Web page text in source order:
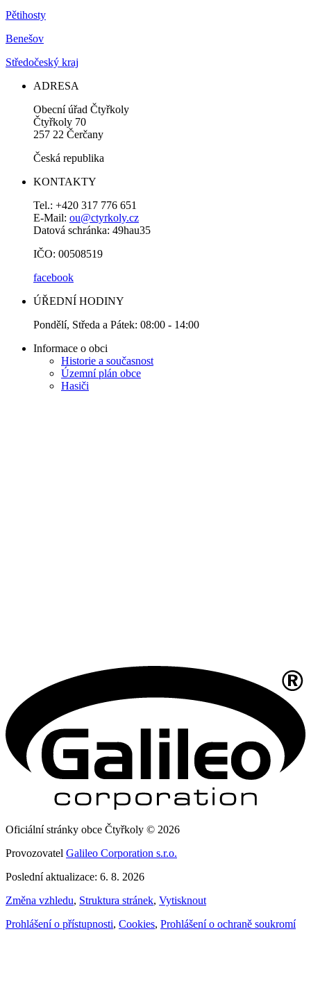
Pětihosty
Benešov
Středočeský kraj
ADRESA
Obecní úřad Čtyřkoly
Čtyřkoly 70
257 22 Čerčany
Česká republika
KONTAKTY
Tel.: +420 317 776 651
E-Mail: ou@ctyrkoly.cz
Datová schránka: 49hau35
IČO: 00508519
facebook
ÚŘEDNÍ HODINY
Pondělí, Středa a Pátek: 08:00 - 14:00
Informace o obci
Historie a současnost
Územní plán obce
Hasiči
Oficiální stránky obce Čtyřkoly © 2026
Provozovatel Galileo Corporation s.r.o.
Poslední aktualizace: 6. 8. 2026
Změna vzhledu, Struktura stránek, Vytisknout
Prohlášení o přístupnosti, Cookies, Prohlášení o ochraně soukromí